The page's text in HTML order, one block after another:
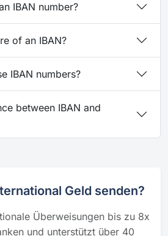
IBAN number?
of an IBAN?
IBAN numbers?
between IBAN and
Geld senden?
Überweisungen bis zu 8x
und unterstützt über 40